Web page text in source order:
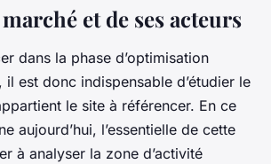
et de ses acteurs
dans la phase d’optimisation
est donc indispensable d’étudier le
le site à référencer. En ce
aujourd’hui, l’essentielle de cette
à analyser la zone d’activité